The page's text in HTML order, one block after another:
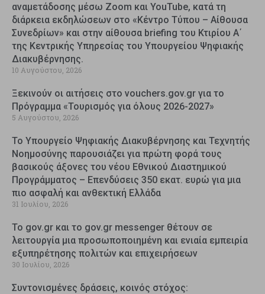
αναμετάδοσης μέσω Zoom και YouTube, κατά τη
διάρκεια εκδηλώσεων στο «Κέντρο Τύπου – Αίθουσα
Συνεδρίων» και στην αίθουσα briefing του Κτιρίου Α΄
της Κεντρικής Υπηρεσίας του Υπουργείου Ψηφιακής
Διακυβέρνησης.
10 Αυγούστου, 2026
Ξεκινούν οι αιτήσεις στο vouchers.gov.gr για το
Πρόγραμμα «Τουρισμός για όλους 2026-2027»
5 Αυγούστου, 2026
Το Υπουργείο Ψηφιακής Διακυβέρνησης και Τεχνητής
Νοημοσύνης παρουσιάζει για πρώτη φορά τους
βασικούς άξονες του νέου Εθνικού Διαστημικού
Προγράμματος – Επενδύσεις 350 εκατ. ευρώ για μια
πιο ασφαλή και ανθεκτική Ελλάδα
31 Ιουλίου, 2026
Το gov.gr και το gov.gr messenger θέτουν σε
λειτουργία μια προσωποποιημένη και ενιαία εμπειρία
εξυπηρέτησης πολιτών και επιχειρήσεων
30 Ιουλίου, 2026
Συντονισμένες δράσεις, κοινός στόχος: